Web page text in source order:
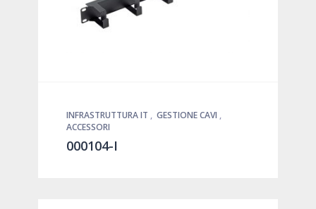
INFRASTRUTTURA IT , GESTIONE CAVI ,
ACCESSORI
000104-I